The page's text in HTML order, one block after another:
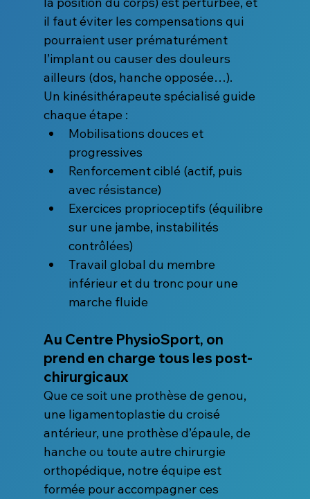
il faut éviter les compensations qui
pourraient user prématurément
l’implant ou causer des douleurs
ailleurs (dos, hanche opposée…).
Un kinésithérapeute spécialisé guide
chaque étape :
Mobilisations douces et
progressives
Renforcement ciblé (actif, puis
avec résistance)
Exercices proprioceptifs (équilibre
sur une jambe, instabilités
contrôlées)
Travail global du membre
inférieur et du tronc pour une
marche fluide
Au Centre PhysioSport, on
prend en charge tous les post-
chirurgicaux
Que ce soit une prothèse de genou,
une ligamentoplastie du croisé
antérieur, une prothèse d’épaule, de
hanche ou toute autre chirurgie
orthopédique, notre équipe est
formée pour accompagner ces